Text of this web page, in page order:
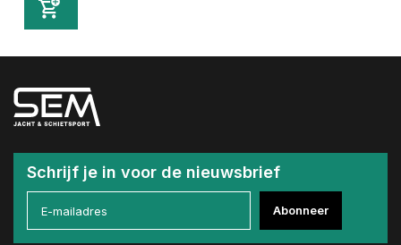
Schrijf je in voor de nieuwsbrief
Abonneer